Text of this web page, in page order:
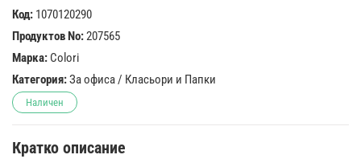
Код: 1070120290
Продуктов No:207565
Марка: Colori
Категория:За офиса/ Класьори и Папки
Наличен
Кратко описание